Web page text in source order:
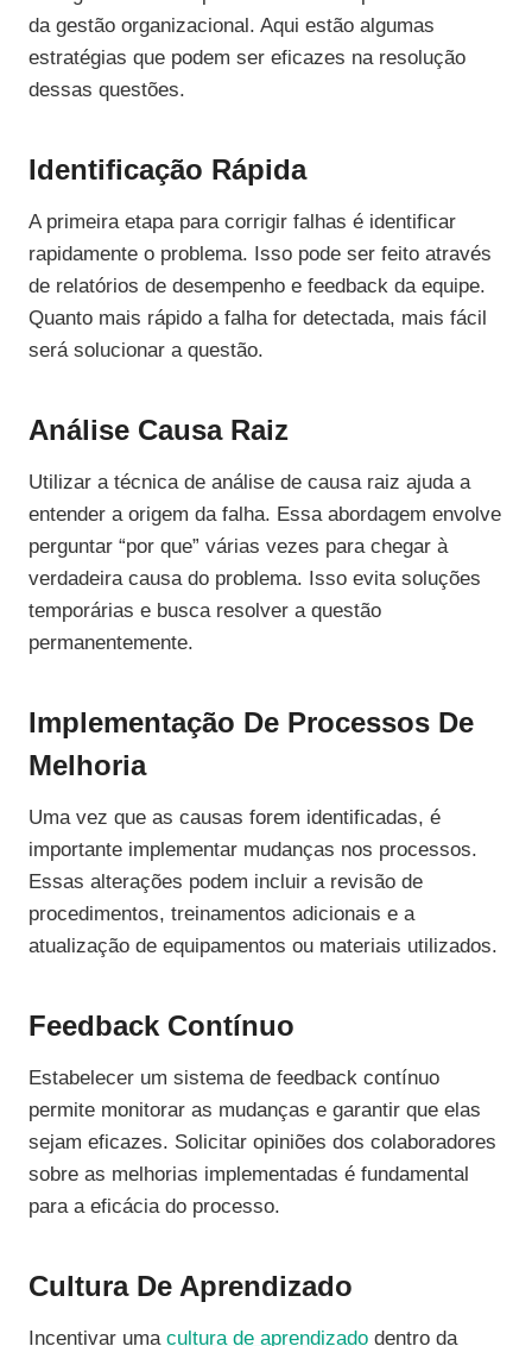
da gestão organizacional. Aqui estão algumas
estratégias que podem ser eficazes na resolução
dessas questões.
Identificação Rápida
A primeira etapa para corrigir falhas é identificar
rapidamente o problema. Isso pode ser feito através
de relatórios de desempenho e feedback da equipe.
Quanto mais rápido a falha for detectada, mais fácil
será solucionar a questão.
Análise Causa Raiz
Utilizar a técnica de análise de causa raiz ajuda a
entender a origem da falha. Essa abordagem envolve
perguntar “por que” várias vezes para chegar à
verdadeira causa do problema. Isso evita soluções
temporárias e busca resolver a questão
permanentemente.
Implementação De Processos De
Melhoria
Uma vez que as causas forem identificadas, é
importante implementar mudanças nos processos.
Essas alterações podem incluir a revisão de
procedimentos, treinamentos adicionais e a
atualização de equipamentos ou materiais utilizados.
Feedback Contínuo
Estabelecer um sistema de feedback contínuo
permite monitorar as mudanças e garantir que elas
sejam eficazes. Solicitar opiniões dos colaboradores
sobre as melhorias implementadas é fundamental
para a eficácia do processo.
Cultura De Aprendizado
Incentivar uma cultura de aprendizado dentro da